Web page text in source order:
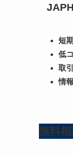
短
低
取
情
無料